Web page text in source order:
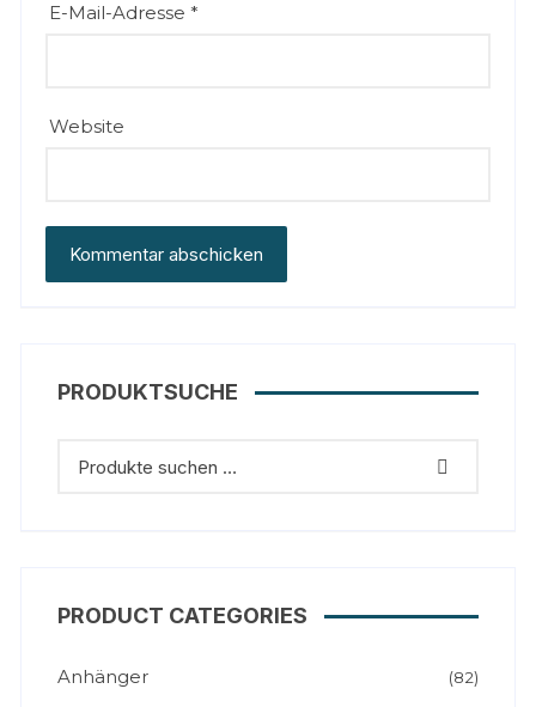
E-Mail-Adresse*
Website
PRODUKTSUCHE
PRODUCT CATEGORIES
Anhänger (82)